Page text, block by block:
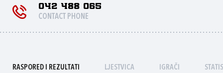
042 488 065
CONTACT PHONE
RASPORED I REZULTATI LJESTVICA IGRAČI